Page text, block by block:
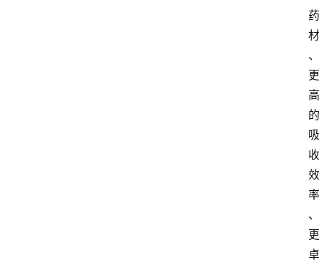
药
材
、
更
高
的
吸
收
效
率
、
更
卓